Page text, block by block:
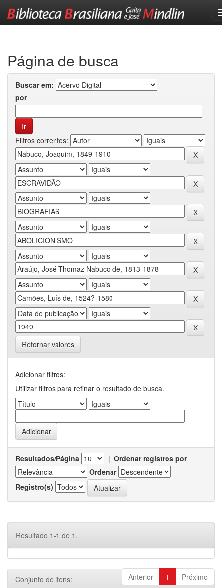
Página de busca
Buscar em:
por
Filtros correntes:
Retornar valores
Adicionar filtros:
Utilizar filtros para refinar o resultado de busca.
Resultados/Página | Ordenar registros por
Ordenar
Registro(s)
Resultado 1-1 de 1.
Anterior 1 Próximo
Conjunto de itens: